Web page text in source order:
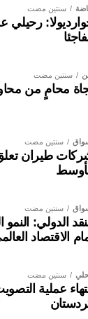
سنتين مضت
رحيلي
سنتين مضت
محامٍ من
سنتين مضت
طيران
سنتين مضت
الدولي:
الاقتصاد
سنتين مضت
عملية